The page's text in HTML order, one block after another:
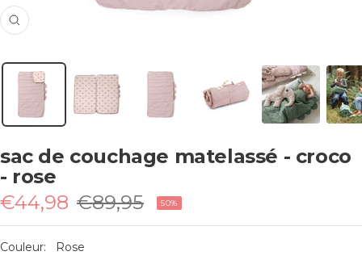
Zoom
sac de couchage matelassé - croco
- rose
Prix
de
vente
€44,98 Prix
normal
€89,95 50%
Couleur: Rose